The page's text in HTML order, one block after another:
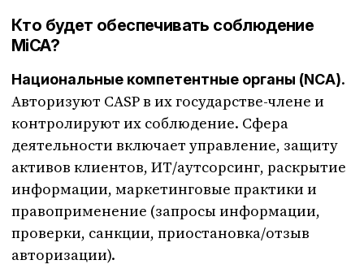
Кто будет обеспечивать соблюдение
MiCA?
Национальные компетентные органы (NCA).
Авторизуют CASP в их государстве-члене и
контролируют их соблюдение. Сфера
деятельности включает управление, защиту
активов клиентов, ИТ/аутсорсинг, раскрытие
информации, маркетинговые практики и
правоприменение (запросы информации,
проверки, санкции, приостановка/отзыв
авторизации).